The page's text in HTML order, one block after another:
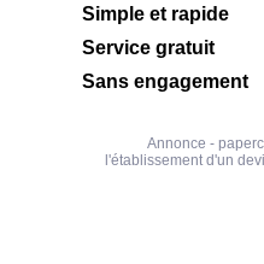
Simple et rapide
Service gratuit
Sans engagement
Annonce -
l'établissement d'un